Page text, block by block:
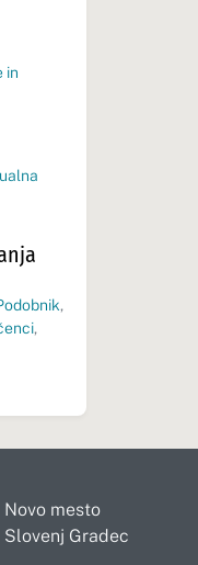
in
,
,
Novo mesto
Slovenj Gradec